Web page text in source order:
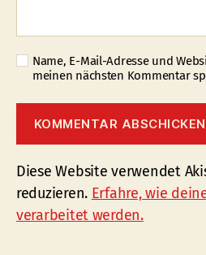
Name, E-Mail-Adresse und
meinen nächsten Kommentar
Diese Website verwendet
reduzieren. Erfahre, wie
verarbeitet werden.